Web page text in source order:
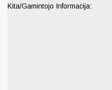
Kita/Gamintojo Informacija: